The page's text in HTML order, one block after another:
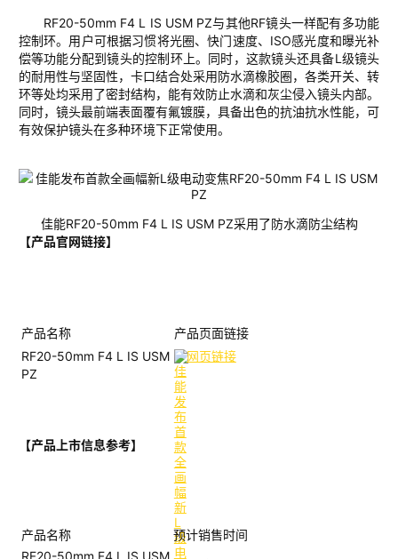
RF20-50mm F4 L IS USM PZ与其他RF镜头一样配有多功能
控制环。用户可根据习惯将光圈、快门速度、 ISO感光度和曝光补
偿等功能分配到镜头的控制环上。同时，这款镜头还具备L 级镜头
的耐用性与坚固性，卡口结合处采用防水滴橡胶圈，各类开关、转
环等处均采用了密封结构，能有效防止水滴和灰尘侵入镜头内部。
同时，镜头最前端表面覆有氟镀膜，具备出色的抗油抗水性能，可
有效保护镜头在多种环境下正常使用。
佳能RF20-50mm F4 L IS USM PZ采用了防水滴防尘结构
【产品官网链接】
产品名称
产品页面链接
RF20-50mm F4 L IS USM
PZ
网页链接
【产品 上市信息参考】
产品名称
预计销售时间
RF20-50mm F4 L IS USM